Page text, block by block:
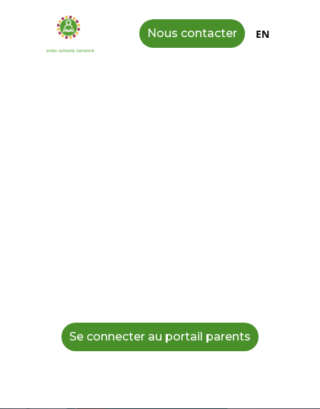
Nous contacter EN
Se connecter au portail parents